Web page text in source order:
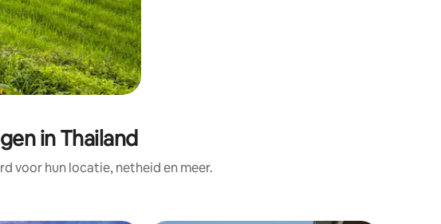
in Thailand
voor hun locatie, netheid en meer.